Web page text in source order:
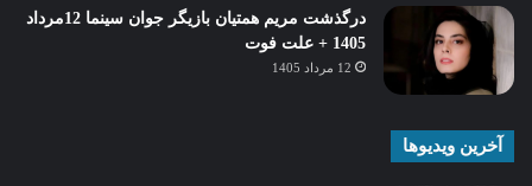
درگذشت مریم همتیان بازیگر جوان سینما 12مرداد
1405 + علت فوت
12 مرداد 1405
آخرین ویدیوها